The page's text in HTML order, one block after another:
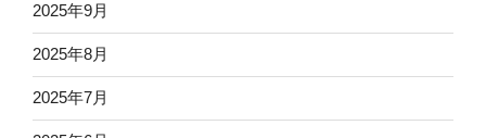
2025年9月
2025年8月
2025年7月